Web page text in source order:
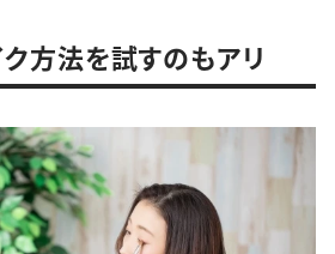
ク方法を試すのもアリ